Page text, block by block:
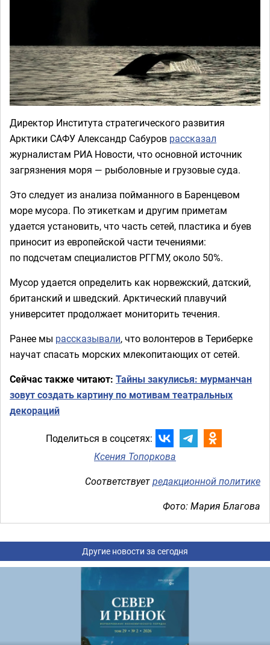
Директор Института стратегического развития
Арктики САФУ Александр Сабуров рассказал
журналистам РИА Новости, что основной источник
загрязнения моря — рыболовные и грузовые суда.
Это следует из анализа пойманного в Баренцевом
море мусора. По этикеткам и другим приметам
удается установить, что часть сетей, пластика и буев
приносит из европейской части течениями:
по подсчетам специалистов РГГМУ, около 50%.
Мусор удается определить как норвежский, датский,
британский и шведский. Арктический плавучий
университет продолжает мониторить течения.
Ранее мы рассказывали, что волонтеров в Териберке
научат спасать морских млекопитающих от сетей.
Сейчас также читают: Тайны закулисья: мурманчан
зовут создать картину по мотивам театральных
декораций
Поделиться в соцсетях:
Ксения Топоркова
Соответствуетредакционной политике
Фото: Мария Благова
Другие новости за сегодня